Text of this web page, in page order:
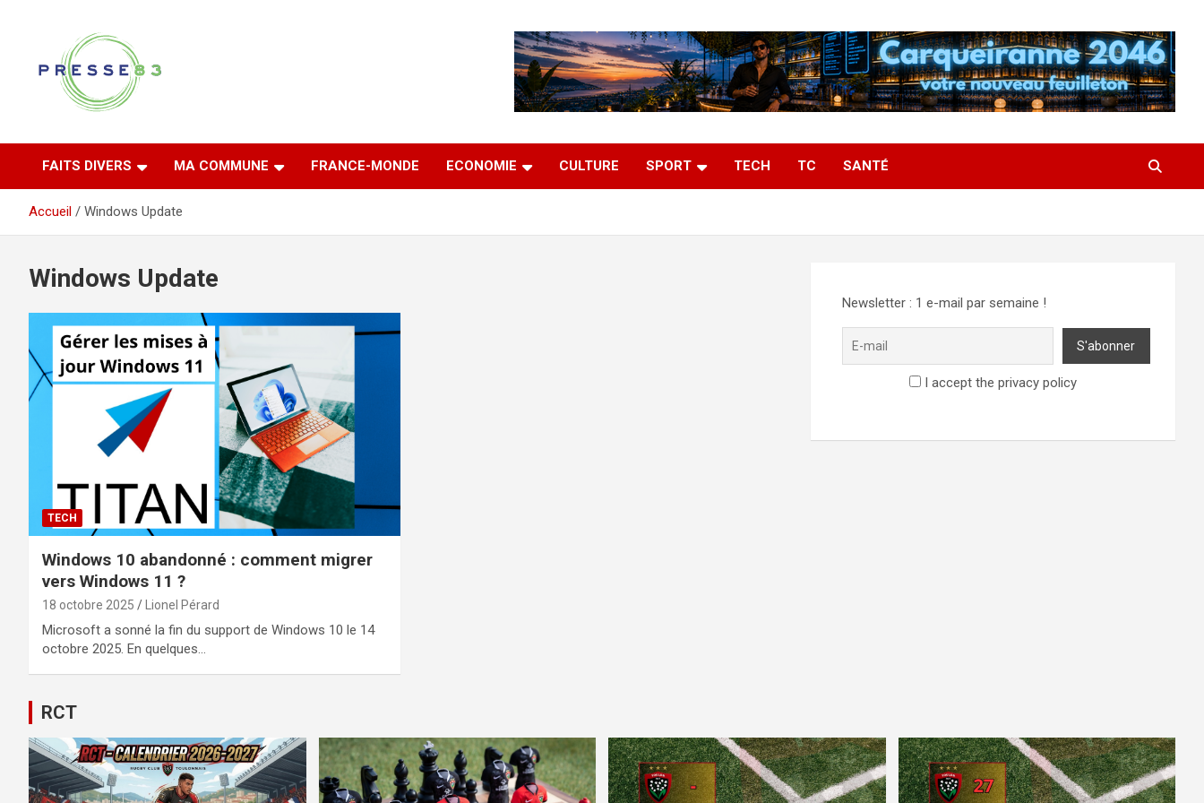
Presse 83
FAITS DIVERS MA COMMUNE FRANCE-MONDE ECONOMIE CULTURE SPORT TECH TC SANTÉ
Accueil Windows Update
Windows Update
TECH
Windows 10 abandonné : comment migrer
vers Windows 11 ?
18 octobre 2025 Lionel Pérard
Microsoft a sonné la fin du support de Windows 10 le 14
octobre 2025. En quelques…
Newsletter : 1 e-mail par semaine !
I accept the privacy policy
RCT